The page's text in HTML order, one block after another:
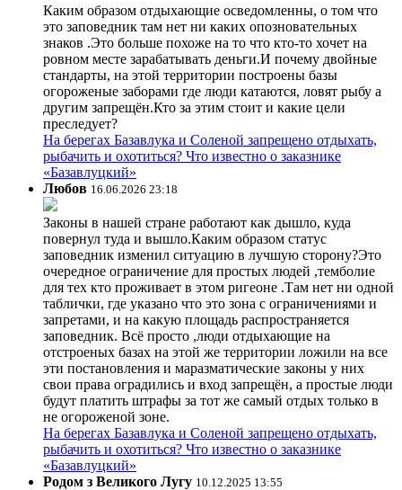
Каким образом отдыхающие осведомленны, о том что
это заповедник там нет ни каких опозновательных
знаков .Это больше похоже на то что кто-то хочет на
ровном месте зарабатывать деньги.И почему двойные
стандарты, на этой территории построены базы
огороженые заборами где люди катаются, ловят рыбу а
другим запрещён.Кто за этим стоит и какие цели
преследует?
На берегах Базавлука и Соленой запрещено отдыхать,
рыбачить и охотиться? Что известно о заказнике
«Базавлуцкий»
Любов 16.06.2026 23:18
Законы в нашей стране работают как дышло, куда
повернул туда и вышло.Каким образом статус
заповедник изменил ситуацию в лучшую сторону?Это
очередное ограничение для простых людей ,темболие
для тех кто проживает в этом ригеоне .Там нет ни одной
таблички, где указано что это зона с ограничениями и
запретами, и на какую площадь распространяется
заповедник. Всё просто ,люди отдыхающие на
отстроеных базах на этой же территории ложили на все
эти постановления и маразматические законы у них
свои права оградились и вход запрещён, а простые люди
будут платить штрафы за тот же самый отдых только в
не огороженой зоне.
На берегах Базавлука и Соленой запрещено отдыхать,
рыбачить и охотиться? Что известно о заказнике
«Базавлуцкий»
Родом з Великого Лугу 10.12.2025 13:55